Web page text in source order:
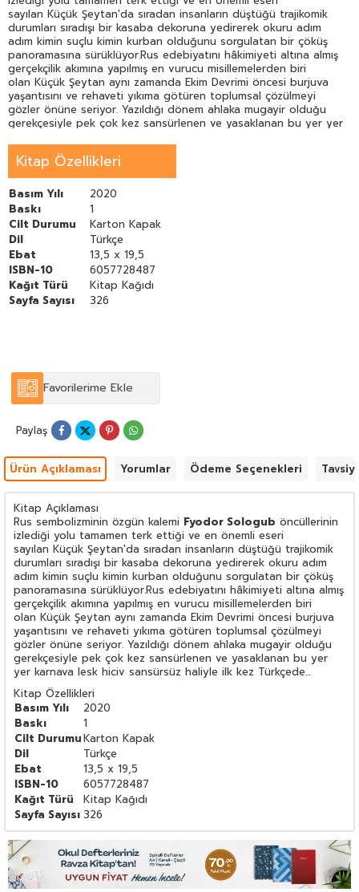
sayılan Küçük Şeytan'da sıradan insanların düştüğü trajikomik
durumları sıradışı bir kasaba dekoruna yedirerek okuru adım
adım kimin suçlu kimin kurban olduğunu sorgulatan bir çöküş
panoramasına sürüklüyor.Rus edebiyatını hâkimiyeti altına almış
gerçekçilik akımına yapılmış en vurucu misillemelerden biri
olan Küçük Şeytan aynı zamanda Ekim Devrimi öncesi burjuva
yaşantısını ve rehaveti yıkıma götüren toplumsal çözülmeyi
gözler önüne seriyor. Yazıldığı dönem ahlaka mugayir olduğu
gerekçesiyle pek çok kez sansürlenen ve yasaklanan bu yer yer
Kitap Özellikleri
Basım Yılı
2020
Baskı
1
Cilt Durumu
Karton Kapak
Dil
Türkçe
Ebat
13,5 x 19,5
ISBN-10
6057728487
Kağıt Türü
Kitap Kağıdı
Sayfa Sayısı
326
Favorilerime Ekle
Paylaş
Ürün Açıklaması Yorumlar Ödeme Seçenekleri
Kitap Açıklaması
Rus sembolizminin özgün kalemi Fyodor Sologub öncüllerinin
izlediği yolu tamamen terk ettiği ve en önemli eseri
sayılan Küçük Şeytan'da sıradan insanların düştüğü trajikomik
durumları sıradışı bir kasaba dekoruna yedirerek okuru adım
adım kimin suçlu kimin kurban olduğunu sorgulatan bir çöküş
panoramasına sürüklüyor.Rus edebiyatını hâkimiyeti altına almış
gerçekçilik akımına yapılmış en vurucu misillemelerden biri
olan Küçük Şeytan aynı zamanda Ekim Devrimi öncesi burjuva
yaşantısını ve rehaveti yıkıma götüren toplumsal çözülmeyi
gözler önüne seriyor. Yazıldığı dönem ahlaka mugayir olduğu
gerekçesiyle pek çok kez sansürlenen ve yasaklanan bu yer
yer karnava lesk hiciv sansürsüz haliyle ilk kez Türkçede...
Kitap Özellikleri
Basım Yılı
2020
Baskı
1
Cilt DurumuKarton Kapak
Dil
Türkçe
Ebat
13,5 x 19,5
ISBN-10
6057728487
Kağıt Türü
Kitap Kağıdı
Sayfa Sayısı 326